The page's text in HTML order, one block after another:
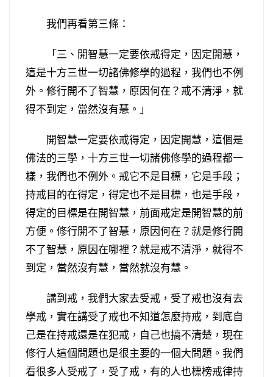
我們再看第三條：
「三、開智慧一定要依戒得定，因定開慧，
這是十方三世一切諸佛修學的過程，我們也不例
外。修行開不了智慧，原因何在？戒不清淨，就
得不到定，當然沒有慧。」
開智慧一定要依戒得定，因定開慧，這個是
佛法的三學，十方三世一切諸佛修學的過程都一
樣，我們也不例外。戒它不是目標，它是手段；
持戒目的在得定，得定也不是目標，也是手段，
得定的目標是在開智慧，前面戒定是開智慧的前
方便。修行開不了智慧，原因何在？就是修行開
不了智慧，原因在哪裡？就是戒不清淨，就得不
到定，當然沒有慧，當然就沒有慧。
講到戒，我們大家去受戒，受了戒也沒有去
學戒，實在講受了戒也不知道怎麼持戒，到底自
己是在持戒還是在犯戒，自己也搞不清楚，現在
修行人這個問題也是很主要的一個大問題。我們
看很多人受戒了，受了戒，有的人也標榜戒律持